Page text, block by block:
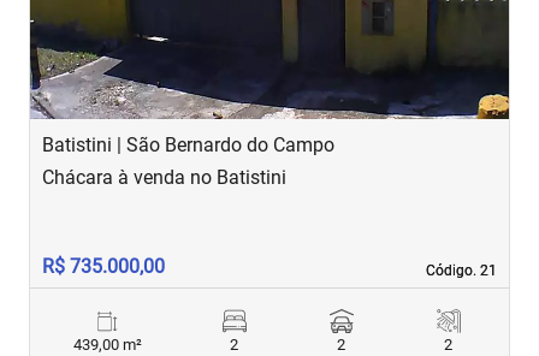
Batistini | São Bernardo do Campo
Código. 21
Código. 21
Chácara à venda no Batistini
R$ 735.000,00
439,00 m²
2
2
2